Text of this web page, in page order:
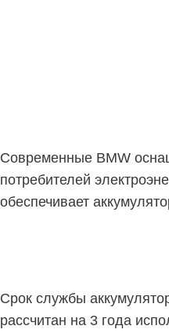
Современные BMW
потребителей
обеспечивает
Срок службы
рассчитан на 3 года